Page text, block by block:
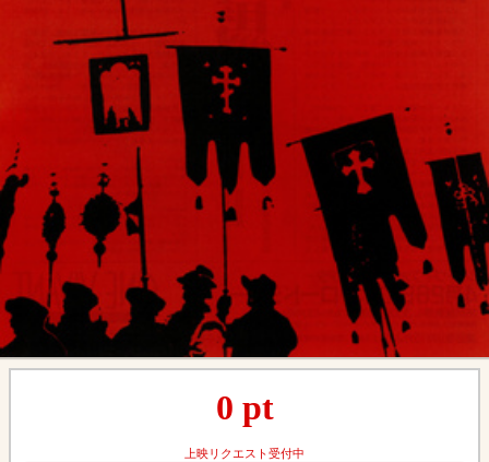
0 pt
上映リクエスト受付中